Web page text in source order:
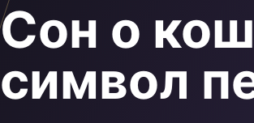
Сон о
символ